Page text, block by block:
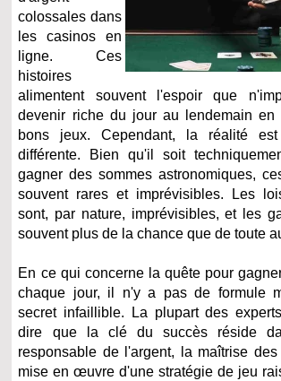
colossales dans
les casinos en
ligne. Ces
histoires
alimentent souvent l'espoir que
devenir riche du jour au lendemain en
bons jeux. Cependant, la réalité
différente. Bien qu'il soit
gagner des sommes astronomiques,
souvent rares et imprévisibles. Les
sont, par nature, imprévisibles, et les
souvent plus de la chance que de toute
En ce qui concerne la quête pour
chaque jour, il n'y a pas de formule
secret infaillible. La plupart des
dire que la clé du succès réside
responsable de l'argent, la maîtrise
mise en œuvre d'une stratégie de jeu